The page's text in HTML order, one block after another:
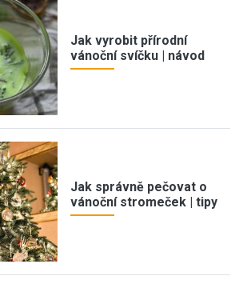
Jak vyrobit přírodní
vánoční svíčku | návod
Jak správně pečovat o
vánoční stromeček | tipy